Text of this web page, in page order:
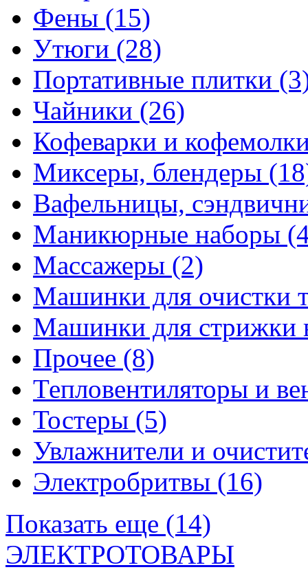
Фены (15)
Утюги (28)
Портативные плитки
Чайники (26)
Кофеварки и
Миксеры, блендеры
Вафельницы,
Маникюрные наборы
Массажеры (2)
Машинки для очистки
Машинки для стрижки
Прочее (8)
Тепловентиляторы и
Тостеры (5)
Увлажнители и
Электробритвы (16)
Показать еще (14)
ЭЛЕКТРОТОВАРЫ